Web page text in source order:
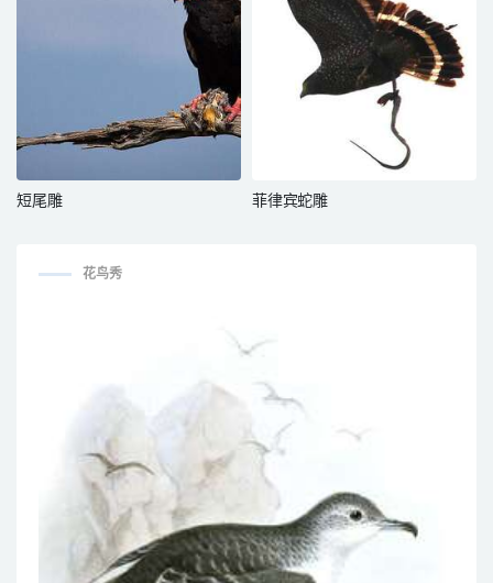
短尾雕 菲律宾蛇雕
花鸟秀